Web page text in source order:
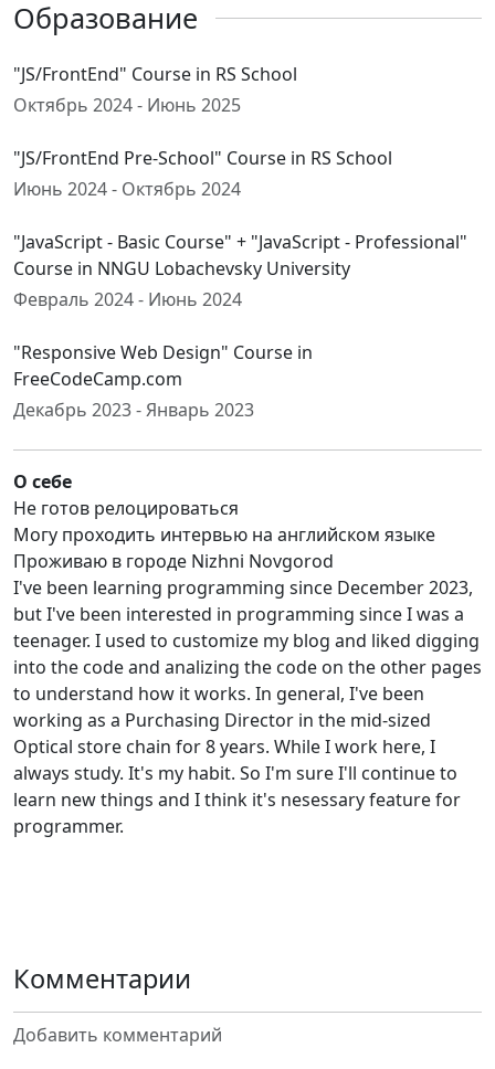
Образование
"JS/FrontEnd" Course in RS School
Октябрь 2024 - Июнь 2025
"JS/FrontEnd Pre-School" Course in RS School
Июнь 2024 - Октябрь 2024
"JavaScript - Basic Course" + "JavaScript - Professional"
Course in NNGU Lobachevsky University
Февраль 2024 - Июнь 2024
"Responsive Web Design" Course in
FreeCodeCamp.com
Декабрь 2023 - Январь 2023
О себе
Не готов релоцироваться
Могу проходить интервью на английском языке
Проживаю в городе Nizhni Novgorod
I've been learning programming since December 2023,
but I've been interested in programming since I was a
teenager. I used to customize my blog and liked digging
into the code and analizing the code on the other pages
to understand how it works. In general, I've been
working as a Purchasing Director in the mid-sized
Optical store chain for 8 years. While I work here, I
always study. It's my habit. So I'm sure I'll continue to
learn new things and I think it's nesessary feature for
programmer.
Комментарии
Добавить комментарий